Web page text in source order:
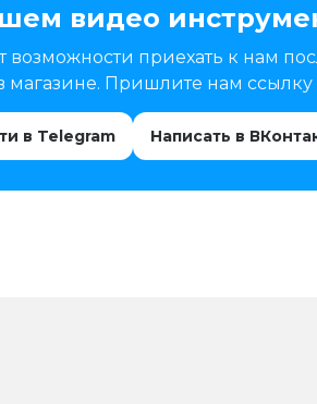
видео
возможности приехать к нам
магазине. Пришлите нам ссылку
в Telegram Написать в